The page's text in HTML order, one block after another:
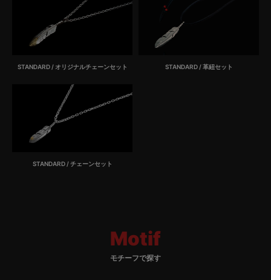
STANDARD / オリジナルチェーンセット STANDARD / 革紐セット
STANDARD / チェーンセット
Motif
モチーフで探す